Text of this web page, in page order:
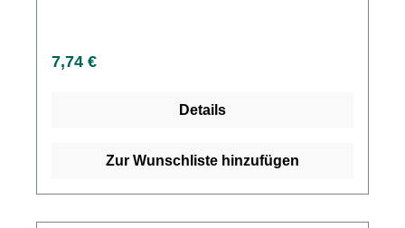
Regulärer Preis:
7,74 €
Details
Zur Wunschliste hinzufügen